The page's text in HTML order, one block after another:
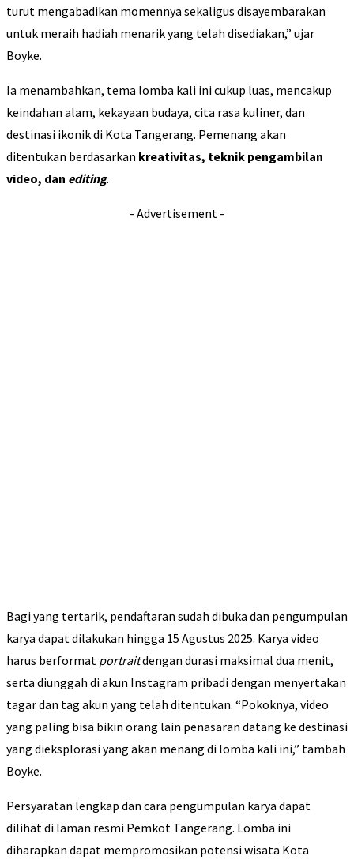
turut mengabadikan momennya sekaligus disayembarakan
untuk meraih hadiah menarik yang telah disediakan,” ujar
Boyke.
Ia menambahkan, tema lomba kali ini cukup luas, mencakup
keindahan alam, kekayaan budaya, cita rasa kuliner, dan
destinasi ikonik di Kota Tangerang. Pemenang akan
ditentukan berdasarkan kreativitas, teknik pengambilan
video, dan editing.
- Advertisement -
Bagi yang tertarik, pendaftaran sudah dibuka dan pengumpulan
karya dapat dilakukan hingga 15 Agustus 2025. Karya video
harus berformat portraitdengan durasi maksimal dua menit,
serta diunggah di akun Instagram pribadi dengan menyertakan
tagar dan tag akun yang telah ditentukan. “Pokoknya, video
yang paling bisa bikin orang lain penasaran datang ke destinasi
yang dieksplorasi yang akan menang di lomba kali ini,” tambah
Boyke.
Persyaratan lengkap dan cara pengumpulan karya dapat
dilihat di laman resmi Pemkot Tangerang. Lomba ini
diharapkan dapat mempromosikan potensi wisata Kota